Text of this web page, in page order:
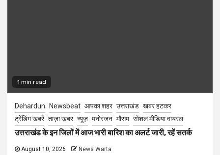
1 min read
Dehardun Newsbeat आपका शहर उत्तराखंड खबर हटकर
ट्रेंडिंग खबरें ताज़ा ख़बर न्यूज़ मनोरंजन मौसम सोशल मीडिया वायरल
उत्तराखंड के इन जिलों में आज भारी बारिश का अलर्ट जारी, रहें सतर्क
August 10, 2026 News Warta